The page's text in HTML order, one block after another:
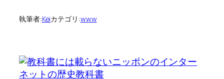
執筆者:Keiカテゴリ:www